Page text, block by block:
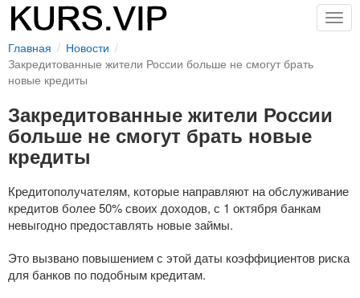
Главная
Новости
Закредитованные жители России больше не смогут брать
новые кредиты
Закредитованные жители России
больше не смогут брать новые
кредиты
Кредитополучателям, которые направляют на обслуживание
кредитов более 50% своих доходов, с 1 октября банкам
невыгодно предоставлять новые займы.
Это вызвано повышением с этой даты коэффициентов риска
для банков по подобным кредитам.